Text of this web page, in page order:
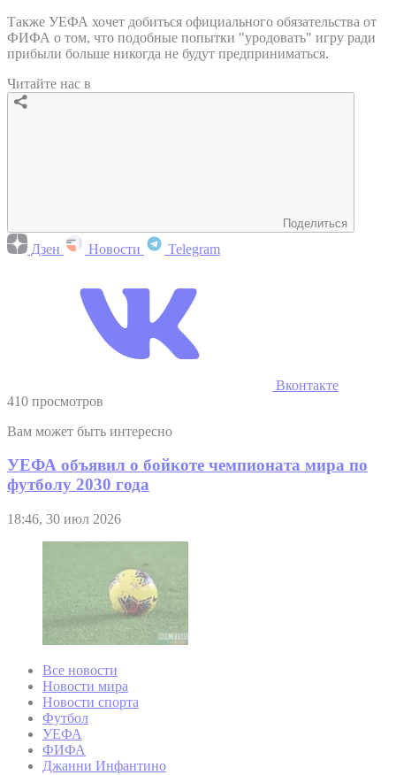
Также УЕФА хочет добиться официального обязательства от
ФИФА о том, что подобные попытки "уродовать" игру ради
прибыли больше никогда не будут предприниматься.
Читайте нас в
Поделиться
Дзен Новости Telegram
Вконтакте
410 просмотров
Вам может быть интересно
УЕФА объявил о бойкоте чемпионата мира по
футболу 2030 года
18:46, 30 июл 2026
Все новости
Новости мира
Новости спорта
Футбол
УЕФА
ФИФА
Джанни Инфантино